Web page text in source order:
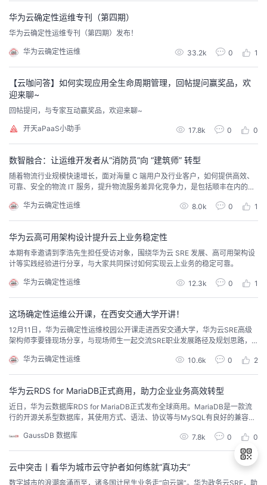
华为云确定性运维专刊（第四期）
华为云确定性运维专刊（第四期）发布！
华为云确定性运维 33.2k 0 1
【云咖问答】如何实现应用全生命周期管理，回帖提问赢奖品，欢
迎来聊~
回帖提问，与专家互动赢奖品，欢迎来聊~
开天aPaaS小助手 17.8k 0 0
数智融合：让运维开发者从“消防员”向 “建筑师” 转型
随着物流行业规模快速增长，面对海量 C 端用户及行业客户，如何提供高效、
可靠、安全的物流 IT 服务，提升物流服务差异化竞争力，是包括顺丰在内的很
华为云确定性运维
8.0k 0 1
华为云高可用架构设计提升云上业务稳定性
本期有幸邀请到李浩先生担任受访对象，围绕华为云 SRE 发展、高可用架构设
计等实践经验进行分享，与大家共同探讨如何实现云上业务的稳定可靠。
华为云确定性运维 12.3k 0 1
这场确定性运维公开课，在西安交通大学开讲！
12月11日，华为云确定性运维校园公开课走进西安交通大学，华为云SRE高级
架构师李要锋现场分享，与现场师生一起交流SRE职业发展路径及规划思路，
发展方向。
华为云确定性运维 10.6k 0 2
华为云RDS for MariaDB正式商用，助力企业业务高效转型
近日，华为云数据库RDS for MariaDB正式发布全球商用。MariaDB是一款流
行的开源关系型数据库，其使用方式、语法、协议等与MySQL有良好的兼容
换、实例级恢复和更高的并发度，能为企业海量数据处理、智能存储、业务应
用提供强有力的平台支撑，让企业更加注重业务的发展。RDS for MariaDB特
GaussDB 数据库 7.8k 0 0
云中突击丨看华为城市云守护者如何练就“真功夫”
数字城市的浪潮奔涌而至，诸多国计民生业务走“向云端”。华为政务云SRE，助